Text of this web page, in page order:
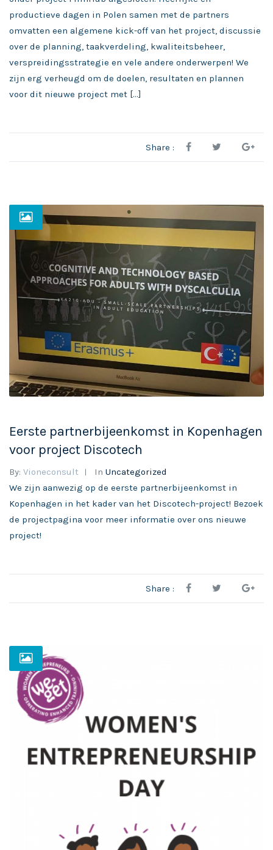
productieve dagen in Polen samen met de partners
omvatten een algemene kick-off van het project, discussie
over de planning, taakverdeling, kwaliteitsbeheer,
verspreidingsstrategie en vele andere onderwerpen! We
zijn erg verheugd om de doelen, resultaten en plannen
voor dit nieuwe project met […]
Share :
Eerste partnerbijeenkomst in Kopenhagen
voor project Discotech
By: Vioneconsult In Uncategorized
We zijn aanwezig op de eerste partnerbijeenkomst in
Kopenhagen in het kader van het Discotech-project! Bezoek
de projectpagina voor meer informatie over ons nieuwe
project!
Share :